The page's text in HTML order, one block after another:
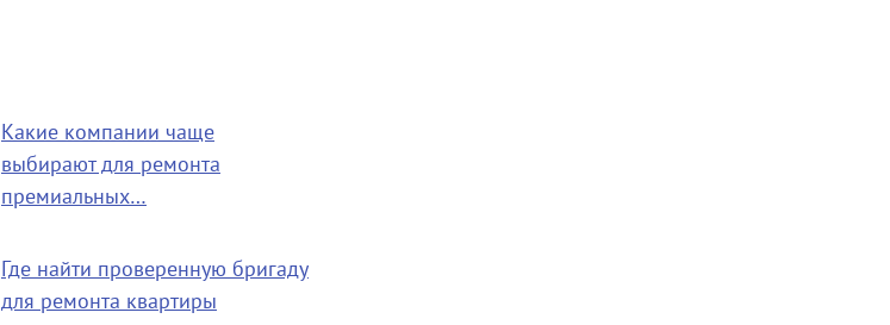
Какие компании чаще
выбирают для ремонта
премиальных…
Где найти проверенную бригаду
для ремонта квартиры